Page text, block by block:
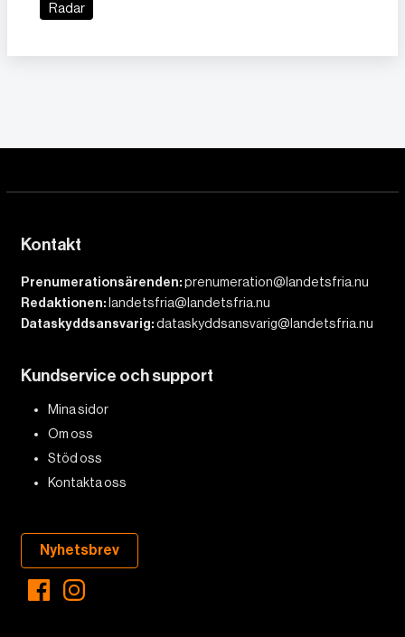
Radar
Kontakt
Prenumerationsärenden:prenumeration@landetsfria.nu
Redaktionen: landetsfria@landetsfria.nu
Dataskyddsansvarig:dataskyddsansvarig@landetsfria.nu
Kundservice och support
Mina sidor
Om oss
Stöd oss
Kontakta oss
Nyhetsbrev